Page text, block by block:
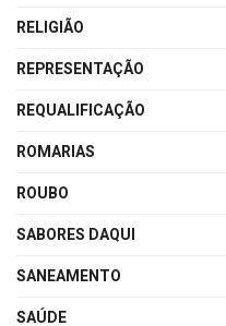
RELIGIÃO
REPRESENTAÇÃO
REQUALIFICAÇÃO
ROMARIAS
ROUBO
SABORES DAQUI
SANEAMENTO
SAÚDE